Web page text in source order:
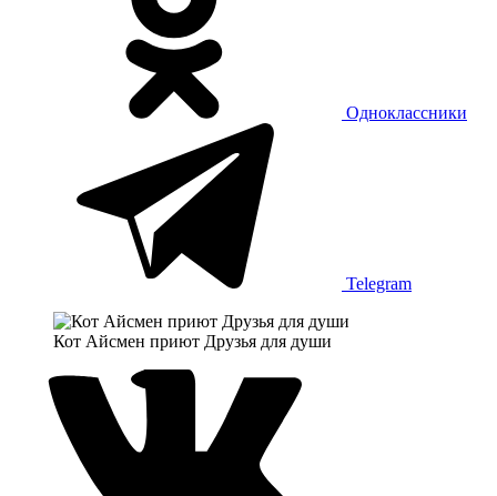
Одноклассники
Telegram
Кот Айсмен приют Друзья для души